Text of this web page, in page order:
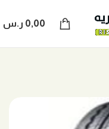
0,00 ر.س